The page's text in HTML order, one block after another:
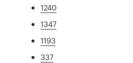
1240
1347
1193
337